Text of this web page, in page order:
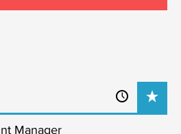
Manager